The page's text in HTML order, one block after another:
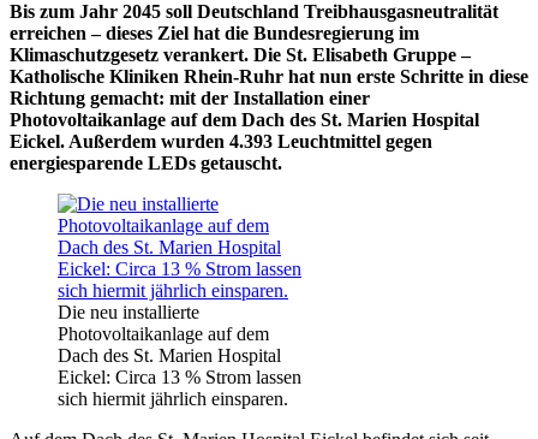
Bis zum Jahr 2045 soll Deutschland Treibhausgasneutralität
erreichen – dieses Ziel hat die Bundesregierung im
Klimaschutzgesetz verankert. Die St. Elisabeth Gruppe –
Katholische Kliniken Rhein-Ruhr hat nun erste Schritte in diese
Richtung gemacht: mit der Installation einer
Photovoltaikanlage auf dem Dach des St. Marien Hospital
Eickel. Außerdem wurden 4.393 Leuchtmittel gegen
energiesparende LEDs getauscht.
Die neu installierte
Photovoltaikanlage auf dem
Dach des St. Marien Hospital
Eickel: Circa 13 % Strom lassen
sich hiermit jährlich einsparen.